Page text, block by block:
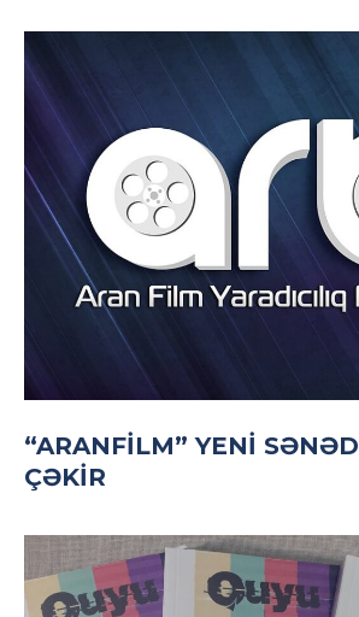
“ARANFILM” YENI
ÇƏKIR